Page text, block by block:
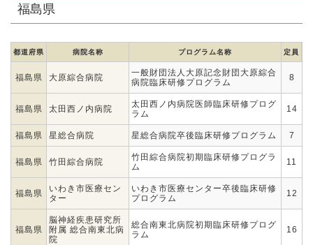
福島県
都道府県 病院名称 プログラム名称 定員
福島県 大原綜合病院
一般財団法人大原記念財団大原綜合
病院臨床研修プログラム
8
福島県 太田西ノ内病院
太田西ノ内病院医師臨床研修プログ
ラム
14
福島県 星総合病院 星総合病院卒後臨床研修プログラム 7
福島県 竹田綜合病院
竹田綜合病院初期臨床研修プログラ
ム
11
福島県
いわき市医療セン
ター
いわき市医療センター卒後臨床研修
プログラム
12
福島県
脳神経疾患研究所
附属 総合南東北病
院
総合南東北病院初期臨床研修プログ
ラム
16